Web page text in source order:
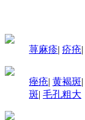
荨麻疹| 疥疮|
痤疮| 黄褐斑|
斑| 毛孔粗大